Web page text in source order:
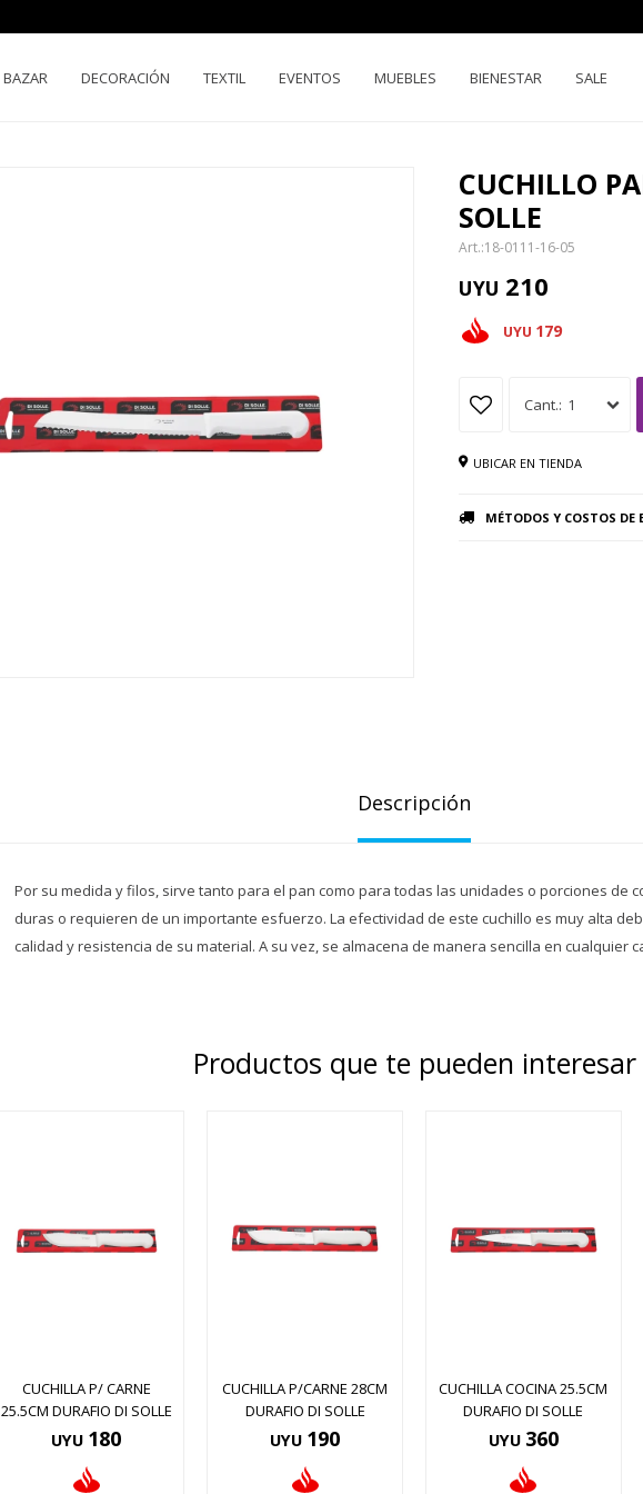
BAZAR DECORACIÓN TEXTIL EVENTOS MUEBLES BIENESTAR SALE
CUCHILLO
SOLLE
18-0111-16-05
UYU 210
UYU 179
1
UBICAR EN TIENDA
MÉTODOS Y COSTOS DE
Descripción
Por su medida y filos, sirve tanto para el pan como para todas las unidades o porciones de
duras o requieren de un importante esfuerzo. La efectividad de este cuchillo es muy alta
calidad y resistencia de su material. A su vez, se almacena de manera sencilla en cualquier
Productos que te pueden interesar
CUCHILLA P/ CARNE
25.5CM DURAFIO DI SOLLE
UYU 180
CUCHILLA P/CARNE 28CM
DURAFIO DI SOLLE
UYU 190
CUCHILLA COCINA 25.5CM
DURAFIO DI SOLLE
UYU 360